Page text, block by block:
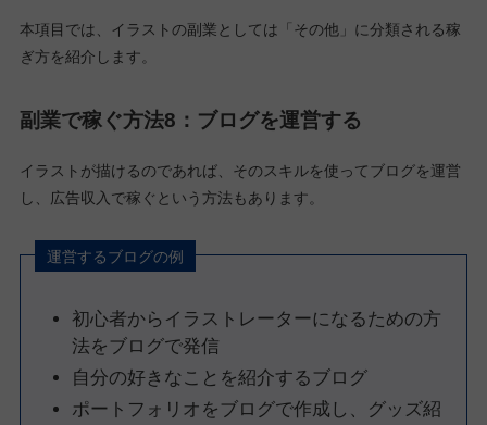
本項目では、イラストの副業としては「その他」に分類される稼
ぎ方を紹介します。
副業で稼ぐ方法8：ブログを運営する
イラストが描けるのであれば、そのスキルを使ってブログを運営
し、広告収入で稼ぐという方法もあります。
運営するブログの例
初心者からイラストレーターになるための方
法をブログで発信
自分の好きなことを紹介するブログ
ポートフォリオをブログで作成し、グッズ紹